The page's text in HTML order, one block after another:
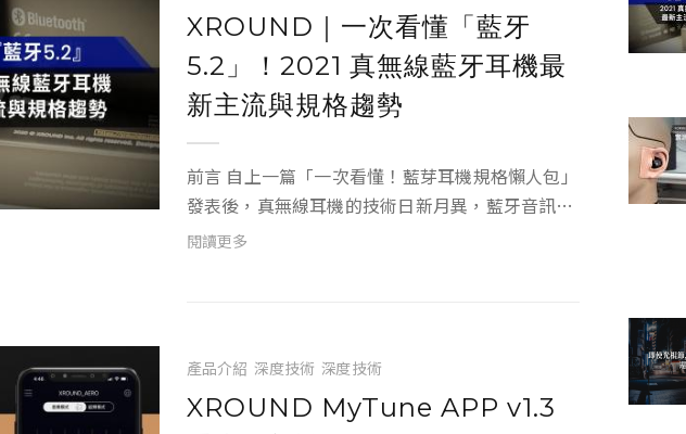
XROUND｜一次看懂「藍牙
5.2」！2021 真無線藍牙耳機最
新主流與規格趨勢
前言 自上一篇「一次看懂！藍芽耳機規格懶人包」
發表後，真無線耳機的技術日新月異，藍牙音訊技
術持續演進， 例如：AERO所採用的低延遲藍牙技
閱讀更多
產品介紹 深度技術 深度技術
XROUND MyTune APP v1.3